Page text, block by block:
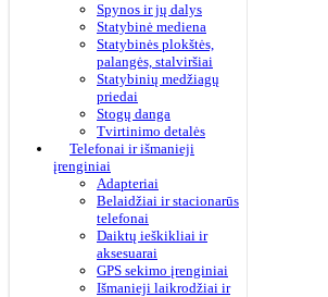
Spynos ir jų dalys
Statybinė mediena
Statybinės plokštės,
palangės, stalviršiai
Statybinių medžiagų
priedai
Stogų danga
Tvirtinimo detalės
Telefonai ir išmanieji
įrenginiai
Adapteriai
Belaidžiai ir stacionarūs
telefonai
Daiktų ieškikliai ir
aksesuarai
GPS sekimo įrenginiai
Išmanieji laikrodžiai ir